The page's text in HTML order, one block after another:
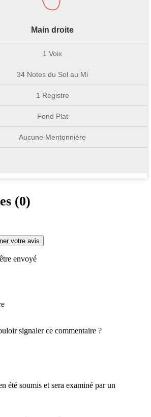
Main droite
1 Voix
34 Notes du Sol au Mi
1 Registre
Fond Plat
Aucune Mentonnière
(0)
votre avis
envoyé
signaler ce commentaire ?
été soumis et sera examiné par un